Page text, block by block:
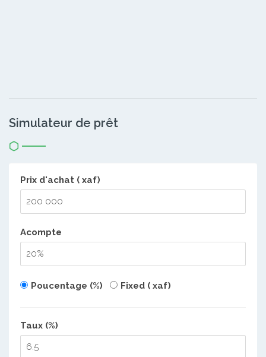
Simulateur de prêt
Prix d'achat ( xaf)
Acompte
Poucentage (%) Fixed ( xaf)
Taux (%)